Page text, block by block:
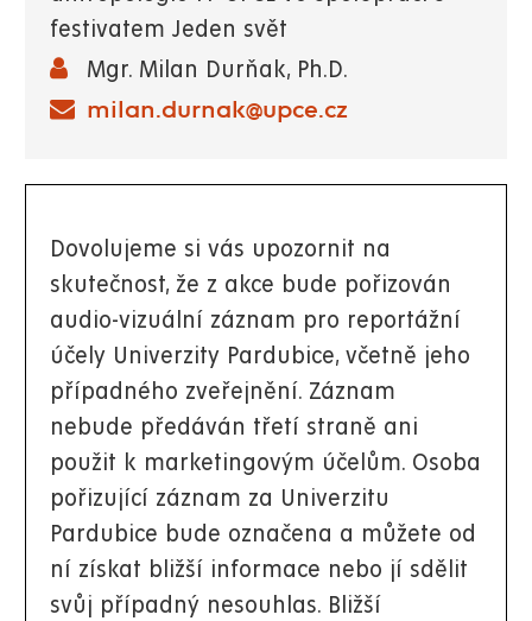
festivatem Jeden svět
Mgr. Milan Durňak, Ph.D.
milan.durnak@upce.cz
Dovolujeme si vás upozornit na
skutečnost, že z akce bude pořizován
audio-vizuální záznam pro reportážní
účely Univerzity Pardubice, včetně jeho
případného zveřejnění. Záznam
nebude předáván třetí straně ani
použit k marketingovým účelům. Osoba
pořizující záznam za Univerzitu
Pardubice bude označena a můžete od
ní získat bližší informace nebo jí sdělit
svůj případný nesouhlas. Bližší